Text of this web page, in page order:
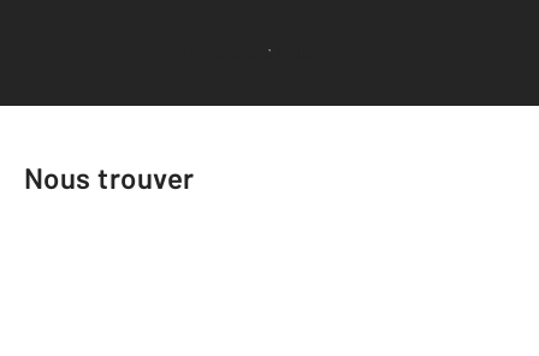
Voir tous les avis clients
Nous trouver